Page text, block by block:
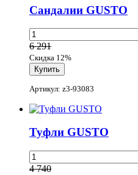
Сандалии GUSTO
6 291
Скидка 12%
Артикул: z3-93083
Туфли GUSTO
4 740